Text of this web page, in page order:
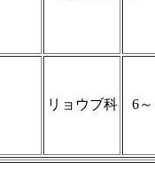
リョウブ科 6